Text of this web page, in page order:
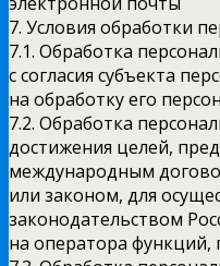
7. Условия обработки
7.1. Обработка
с согласия субъекта
на обработку его
7.2. Обработка
достижения целей,
международным
или законом, для
законодательством
на оператора функций,